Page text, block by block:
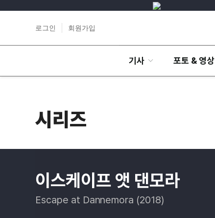
로그인 회원가입
기사 포토 & 영상
시리즈
이스케이프 앳 댄모라
Escape at Dannemora (2018)